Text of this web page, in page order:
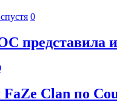
0
представила
Clan по